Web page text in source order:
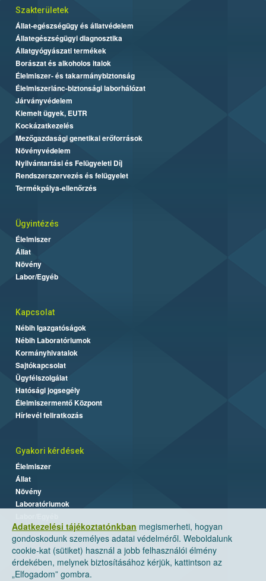
Adatkezelési tájékoztatónkban megismerheti, hogyan
gondoskodunk személyes adatai védelméről. Weboldalunk
cookie-kat (sütiket) használ a jobb felhasználói élmény
érdekében, melynek biztosításához kérjük, kattintson az
„Elfogadom” gombra.
Szakterületek
Állat-egészségügy és állatvédelem
Állategészségügyi diagnosztika
Állatgyógyászati termékek
Borászat és alkoholos italok
Élelmiszer- és takarmánybiztonság
Élelmiszerlánc-biztonsági laborhálózat
Járványvédelem
Kiemelt ügyek, EUTR
Kockázatkezelés
Mezőgazdasági genetikai erőforrások
Növényvédelem
Nyilvántartási és Felügyeleti Díj
Rendszerszervezés és felügyelet
Termékpálya-ellenőrzés
Ügyintézés
Élelmiszer
Állat
Növény
Labor/Egyéb
Kapcsolat
Nébih Igazgatóságok
Nébih Laboratóriumok
Kormányhivatalok
Sajtókapcsolat
Ügyfélszolgálat
Hatósági jogsegély
Élelmiszermentő Központ
Hírlevél feliratkozás
Gyakori kérdések
Élelmiszer
Állat
Növény
Laboratóriumok